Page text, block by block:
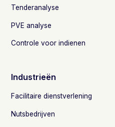
Tenderanalyse
PVE analyse
Controle voor indienen
Industrieën
Facilitaire dienstverlening
Nutsbedrijven